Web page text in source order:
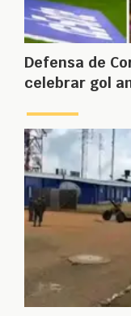
Defensa de
celebrar gol